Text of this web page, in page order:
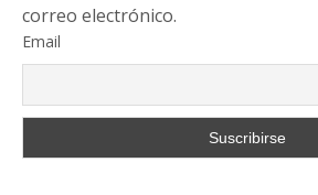
correo electrónico.
Email